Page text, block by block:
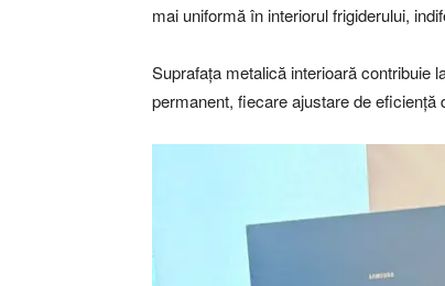
mai uniformă în interiorul frigiderului,
Suprafața metalică interioară contribuie
permanent, fiecare ajustare de eficiență